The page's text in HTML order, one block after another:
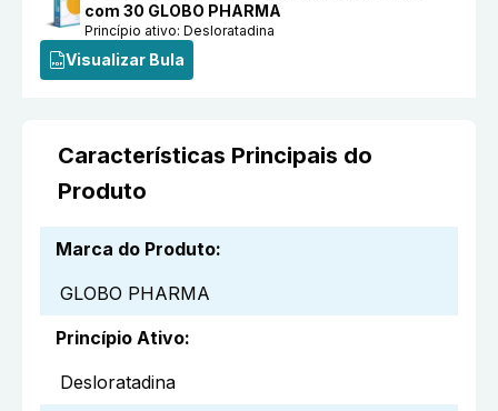
com 30 GLOBO PHARMA
Princípio ativo:Desloratadina
Visualizar Bula
Características Principais do
Produto
Marca do Produto:
GLOBO PHARMA
Princípio Ativo:
Desloratadina